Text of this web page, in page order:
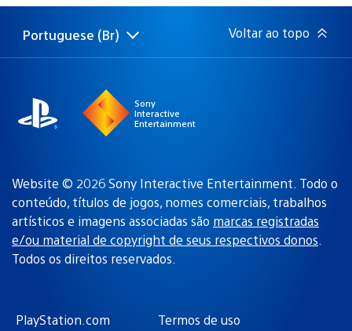
publicação:
Selecione
uma
Região
atual:
Portuguese (Br) Voltar ao topo
Sony
Interactive
Entertainment
Website © 2026 Sony Interactive Entertainment. Todo o
conteúdo, títulos de jogos, nomes comerciais, trabalhos
artísticos e imagens associadas são marcas registradas
e/ou material de copyright de seus respectivos donos.
Todos os direitos reservados.
PlayStation.com Termos de uso